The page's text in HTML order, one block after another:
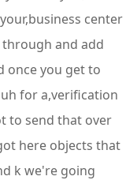
center
and add
once you get to
for a,verification
to send that over
here objects that
k we're going